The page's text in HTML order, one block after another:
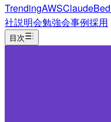
TrendingAWSClaude
社説明会勉強会事例採用
目次